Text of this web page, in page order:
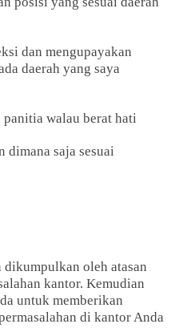
dan mengupayakan
daerah yang saya
panitia walau berat hati
dimana saja sesuai
dikumpulkan oleh atasan
kantor. Kemudian
untuk memberikan
di kantor Anda